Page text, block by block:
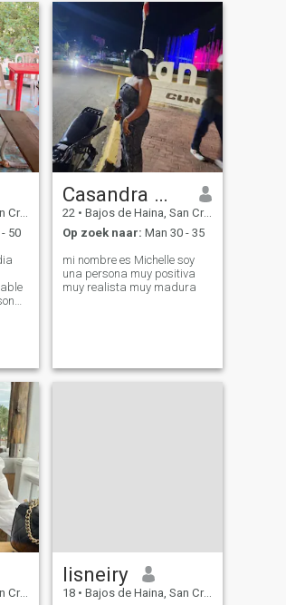
Rep.
50
Casandra Michel
22 • Bajos de Haina, San Cristóbal, Dominicaanse Rep.
Op zoek naar: Man 30 - 35
mi nombre es Michelle soy
una persona muy positiva
muy realista muy madura
Rep.
lisneiry
18 • Bajos de Haina, San Cristóbal, Dominicaanse Rep.